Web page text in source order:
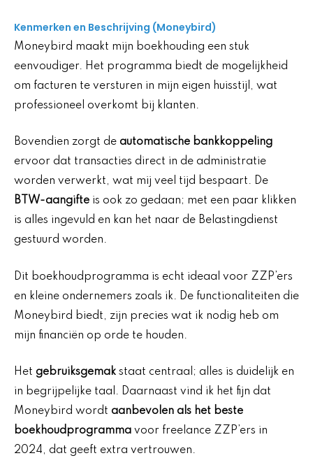
Kenmerken en Beschrijving (Moneybird)
Moneybird maakt mijn boekhouding een stuk
eenvoudiger. Het programma biedt de mogelijkheid
om facturen te versturen in mijn eigen huisstijl, wat
professioneel overkomt bij klanten.
Bovendien zorgt de automatische bankkoppeling
ervoor dat transacties direct in de administratie
worden verwerkt, wat mij veel tijd bespaart. De
BTW-aangifte is ook zo gedaan; met een paar klikken
is alles ingevuld en kan het naar de Belastingdienst
gestuurd worden.
Dit boekhoudprogramma is echt ideaal voor ZZP’ers
en kleine ondernemers zoals ik. De functionaliteiten die
Moneybird biedt, zijn precies wat ik nodig heb om
mijn financiën op orde te houden.
Het gebruiksgemak staat centraal; alles is duidelijk en
in begrijpelijke taal. Daarnaast vind ik het fijn dat
Moneybird wordt aanbevolen als het beste
boekhoudprogramma voor freelance ZZP’ers in
2024, dat geeft extra vertrouwen.